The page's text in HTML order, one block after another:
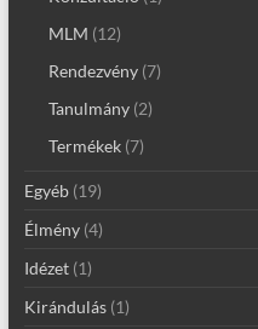
MLM (12)
Rendezvény(7)
Tanulmány(2)
Termékek(7)
Egyéb(19)
Élmény(4)
Idézet(1)
Kirándulás(1)